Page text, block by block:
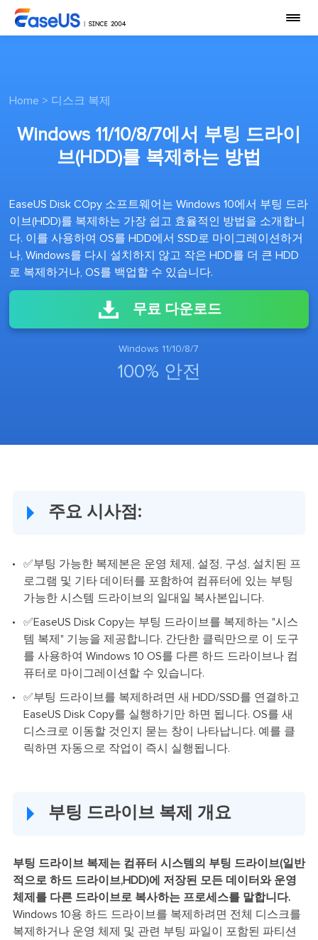
Home > 디스크 복제
Windows 11/10/8/7에서 부팅 드라이
브(HDD)를 복제하는 방법
EaseUS Disk COpy 소프트웨어는 Windows 10에서 부팅 드라
이브(HDD)를 복제하는 가장 쉽고 효율적인 방법을 소개합니
다. 이를 사용하여 OS를 HDD에서 SSD로 마이그레이션하거
나, Windows를 다시 설치하지 않고 작은 HDD를 더 큰 HDD
로 복제하거나, OS를 백업할 수 있습니다.
무료 다운로드
Windows 11/10/8/7
100% 안전
주요 시사점:
✅부팅 가능한 복제본은 운영 체제, 설정, 구성, 설치된 프
로그램 및 기타 데이터를 포함하여 컴퓨터에 있는 부팅
가능한 시스템 드라이브의 일대일 복사본입니다.
✅EaseUS Disk Copy는 부팅 드라이브를 복제하는 "시스
템 복제" 기능을 제공합니다. 간단한 클릭만으로 이 도구
를 사용하여 Windows 10 OS를 다른 하드 드라이브나 컴
퓨터로 마이그레이션할 수 있습니다.
✅부팅 드라이브를 복제하려면 새 HDD/SSD를 연결하고
EaseUS Disk Copy를 실행하기만 하면 됩니다. OS를 새
디스크로 이동할 것인지 묻는 창이 나타납니다. 예를 클
릭하면 자동으로 작업이 즉시 실행됩니다.
부팅 드라이브 복제 개요
부팅 드라이브 복제는 컴퓨터 시스템의 부팅 드라이브(일반
적으로 하드 드라이브,HDD)에 저장된 모든 데이터와 운영
체제를 다른 드라이브로 복사하는 프로세스를 말합니다.
Windows 10용 하드 드라이브를 복제하려면 전체 디스크를
복제하거나 운영 체제 및 관련 부팅 파일이 포함된 파티션